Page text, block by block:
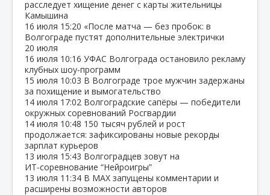
расследует хищение денег с карты жительницы
Камышина
16 июля 15:20 «После матча — без пробок: в
Волгограде пустят дополнительные электрички
20 июля
16 июля 10:16 УФАС Волгограда остановило рекламу
клубных шоу‑программ
15 июля 10:03 В Волгограде трое мужчин задержаны
за похищение и вымогательство
14 июля 17:02 Волгоградские сапёры — победители
окружных соревнований Росгвардии
14 июля 10:48 150 тысяч рублей и рост
продолжается: зафиксированы новые рекорды
зарплат курьеров
13 июля 15:43 Волгоградцев зовут на
ИТ‑соревнование “Нейроигры”
13 июля 11:34 В МАХ запущены комментарии и
расширены возможности авторов